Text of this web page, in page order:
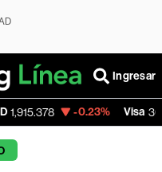
Ingresar
-0.23% Visa 362.50 -